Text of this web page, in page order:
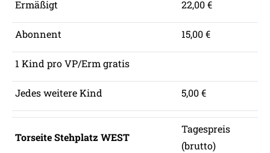
Ermäßigt 22,00 €
Abonnent 15,00 €
1 Kind pro VP/Erm gratis
Jedes weitere Kind 5,00 €
Torseite Stehplatz WEST
Tagespreis
(brutto)